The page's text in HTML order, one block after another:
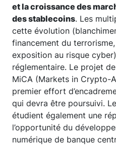
et la croissance des
des stablecoins. Les
cette évolution
financement du
exposition au risque
réglementaire. Le projet
MiCA (Markets in Crypto-
premier effort
qui devra être poursuivi.
étudient également une
l’opportunité du
numérique de banque